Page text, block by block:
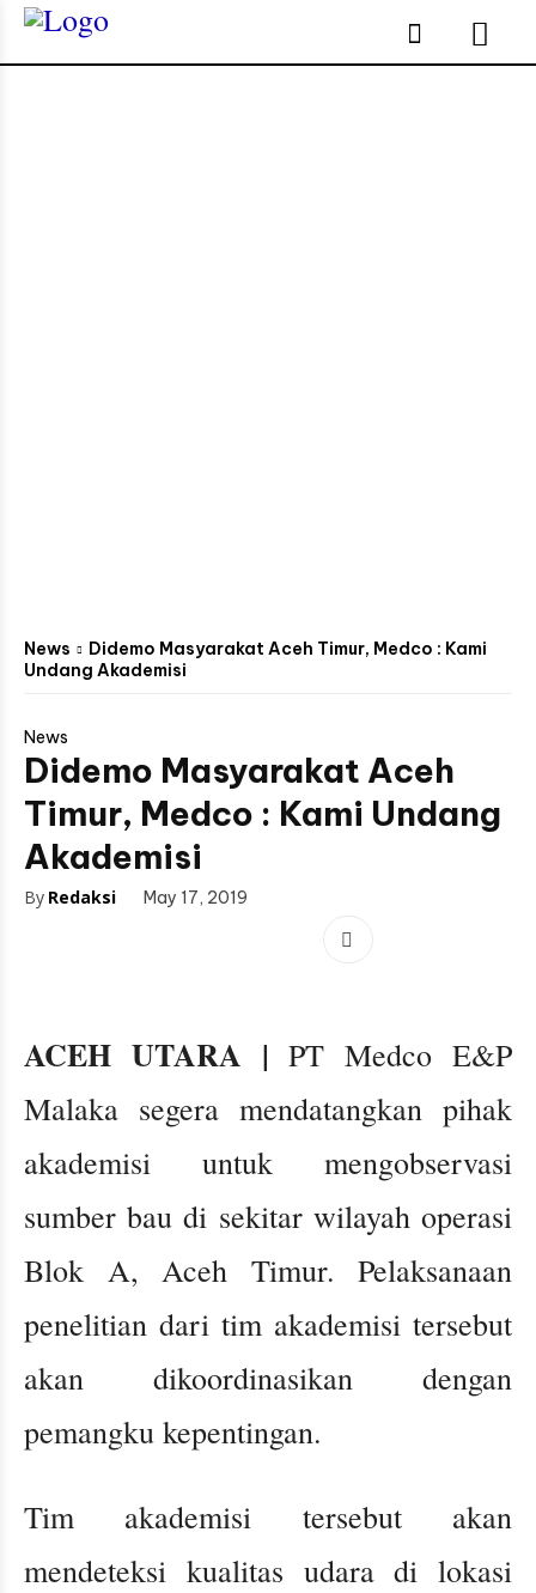
News
Didemo Masyarakat Aceh Timur, Medco : Kami
Undang Akademisi
News
Didemo Masyarakat Aceh
Timur, Medco : Kami Undang
Akademisi
By Redaksi May 17, 2019
ACEH UTARA |PT Medco E&P
Malaka segera mendatangkan pihak
akademisi untuk mengobservasi
sumber bau di sekitar wilayah operasi
Blok A, Aceh Timur. Pelaksanaan
penelitian dari tim akademisi tersebut
akan dikoordinasikan dengan
pemangku kepentingan.
Tim akademisi tersebut akan
mendeteksi kualitas udara di lokasi